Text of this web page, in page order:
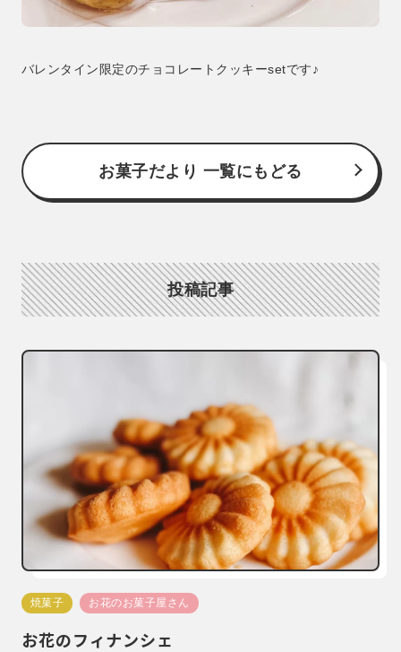
バレンタイン限定のチョコレートクッキーsetです♪
お菓子だより 一覧にもどる
投稿記事
焼菓子 お花のお菓子屋さん
お花のフィナンシェ